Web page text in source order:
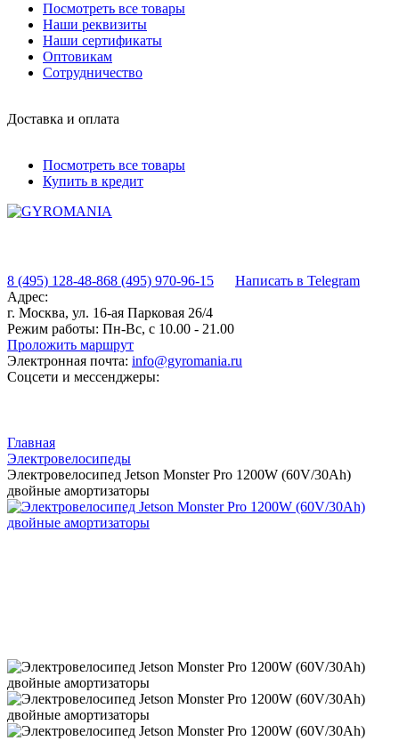
Посмотреть все товары
Наши реквизиты
Наши сертификаты
Оптовикам
Сотрудничество
Доставка и оплата
Посмотреть все товары
Купить в кредит
8 (495) 128-48-868 (495) 970-96-15
Написать в Telegram
Адрес:
г. Москва, ул. 16-ая Парковая 26/4
Режим работы: Пн-Вс, с 10.00 - 21.00
Проложить маршрут
Электронная почта: info@gyromania.ru
Соцсети и мессенджеры:
Главная
Электровелосипеды
Электровелосипед Jetson Monster Pro 1200W (60V/30Ah)
двойные амортизаторы